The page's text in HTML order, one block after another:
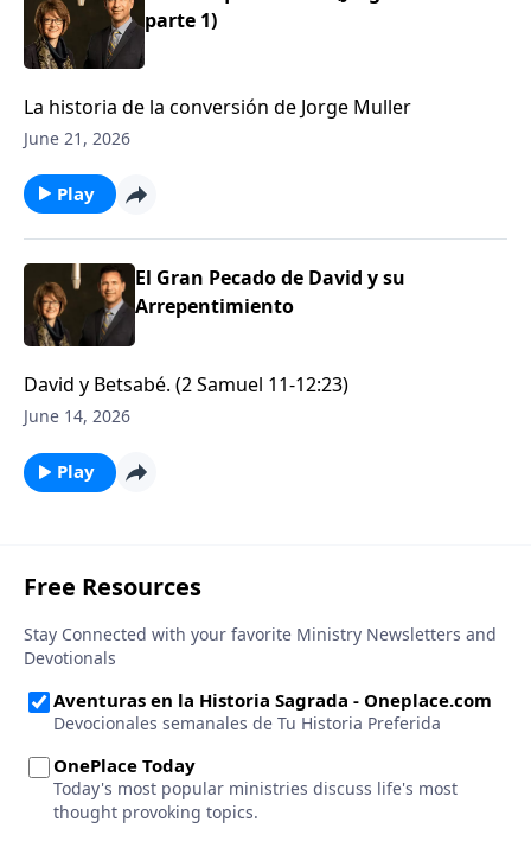
parte 1)
La historia de la conversión de Jorge Muller
June 21, 2026
Play
El Gran Pecado de David y su
Arrepentimiento
David y Betsabé. (2 Samuel 11-12:23)
June 14, 2026
Play